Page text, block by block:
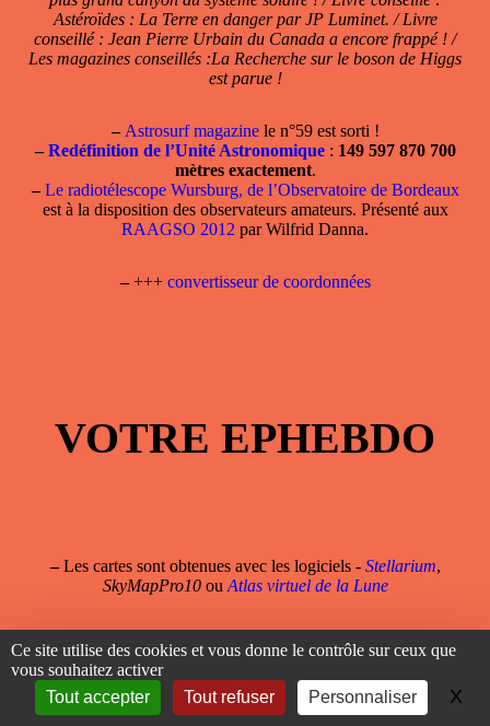
Astéroïdes : La Terre en danger par JP Luminet. / Livre
conseillé : Jean Pierre Urbain du Canada a encore frappé ! /
Les magazines conseillés :La Recherche sur le boson de Higgs
est parue !
– Astrosurf magazinele n°59 est sorti !
– Redéfinition de l’Unité Astronomique: 149 597 870 700
mètres exactement.
– Le radiotélescope Wursburg, de l’Observatoire de Bordeaux
est à la disposition des observateurs amateurs. Présenté aux
RAAGSO 2012 par Wilfrid Danna.
–+++ convertisseur de coordonnées
VOTRE EPHEBDO
–Les cartes sont obtenues avec les logiciels - Stellarium,
SkyMapPro10ou Atlas virtuel de la Lune
Ce site utilise des cookies et vous donne le contrôle sur ceux que
vous souhaitez activer
Tout accepter
Tout refuser Personnaliser X